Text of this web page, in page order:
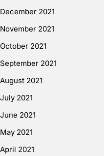
December 2021
November 2021
October 2021
September 2021
August 2021
July 2021
June 2021
May 2021
April 2021